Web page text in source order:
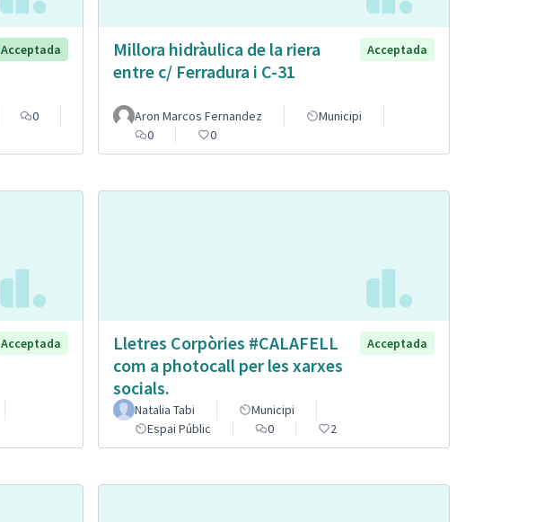
Acceptada
0
Millora hidràulica de la riera
entre c/ Ferradura i C-31
Acceptada
Aron Marcos Fernandez
Municipi
0
0
Acceptada
Lletres Corpòries #CALAFELL
com a photocall per les xarxes
socials.
Acceptada
Natalia Tabi
Municipi
Espai Públic
0 2